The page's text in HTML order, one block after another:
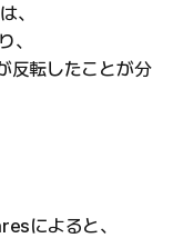
、
、
反転したことが分
によると、